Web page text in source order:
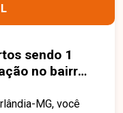
sendo 1
MG
MG, você